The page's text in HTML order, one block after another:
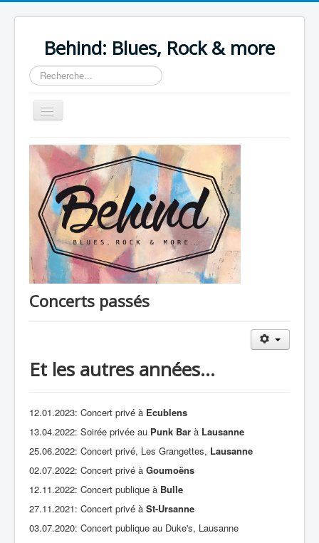
Behind: Blues, Rock & more
Rechercher
Basculer
la
Home
Le groupe
Concerts
Anciens concerts
Vidéos
Behind The Sound
Concerts passés
Et les autres années...
12.01.2023: Concert privé à Ecublens
13.04.2022: Soirée privée au Punk Bar à Lausanne
25.06.2022: Concert privé, Les Grangettes, Lausanne
02.07.2022: Concert privé à Goumoëns
12.11.2022: Concert publique à Bulle
27.11.2021: Concert privé à St-Ursanne
03.07.2020: Concert publique au Duke's, Lausanne